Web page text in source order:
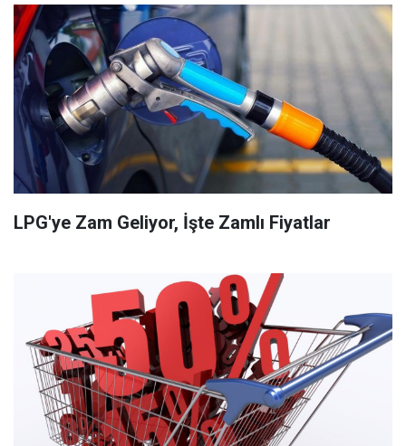
LPG'ye Zam Geliyor, İşte Zamlı Fiyatlar